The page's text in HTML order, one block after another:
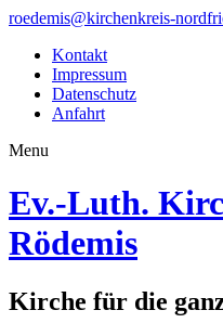
roedemis@kirchenkreis-
Kontakt
Impressum
Datenschutz
Anfahrt
Menu
Ev.-Luth.
Rödemis
Kirche für die